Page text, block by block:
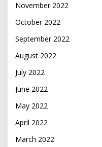
November 2022
October 2022
September 2022
August 2022
July 2022
June 2022
May 2022
April 2022
March 2022